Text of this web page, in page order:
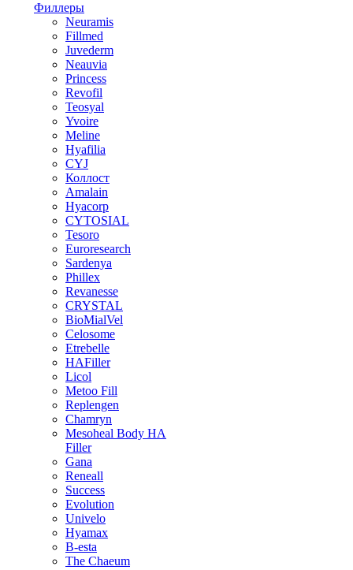
Филлеры
Neuramis
Fillmed
Juvederm
Neauvia
Princess
Revofil
Teosyal
Yvoire
Meline
Hyafilia
CYJ
Коллост
Amalain
Hyacorp
CYTOSIAL
Tesoro
Euroresearch
Sardenya
Phillex
Revanesse
CRYSTAL
BioMialVel
Celosome
Etrebelle
HAFiller
Licol
Metoo Fill
Replengen
Chamryn
Mesoheal Body HA
Filler
Gana
Reneall
Success
Evolution
Univelo
Hyamax
B-esta
The Chaeum